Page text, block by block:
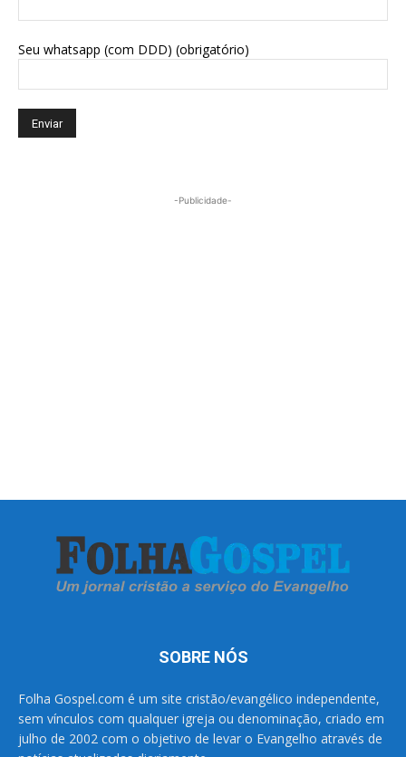
Seu whatsapp (com DDD) (obrigatório)
-Publicidade-
SOBRE NÓS
Folha Gospel.com é um site cristão/evangélico independente,
sem vínculos com qualquer igreja ou denominação, criado em
julho de 2002 com o objetivo de levar o Evangelho através de